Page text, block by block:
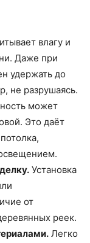
влагу и
Даже при
удержать до
не разрушаясь.
может
Это даёт
Установка
от
реек.
Легко